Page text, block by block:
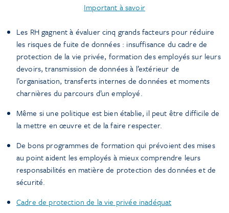
Important à savoir
Les RH gagnent à évaluer cinq grands facteurs pour réduire
les risques de fuite de données : insuffisance du cadre de
protection de la vie privée, formation des employés sur leurs
devoirs, transmission de données à l’extérieur de
l’organisation, transferts internes de données et moments
charnières du parcours d’un employé.
Même si une politique est bien établie, il peut être difficile de
la mettre en œuvre et de la faire respecter.
De bons programmes de formation qui prévoient des mises
au point aident les employés à mieux comprendre leurs
responsabilités en matière de protection des données et de
sécurité.
Cadre de protection de la vie privée inadéquat